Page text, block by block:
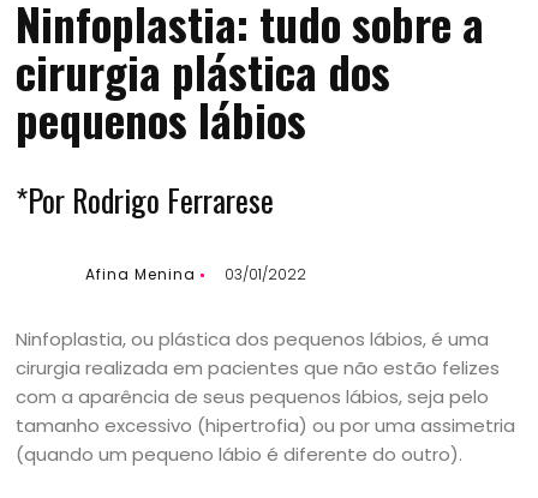
Ninfoplastia: tudo sobre a
cirurgia plástica dos
pequenos lábios
*Por Rodrigo Ferrarese
Afina Menina 03/01/2022
Ninfoplastia, ou plástica dos pequenos lábios, é uma
cirurgia realizada em pacientes que não estão felizes
com a aparência de seus pequenos lábios, seja pelo
tamanho excessivo (hipertrofia) ou por uma assimetria
(quando um pequeno lábio é diferente do outro).